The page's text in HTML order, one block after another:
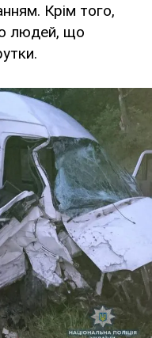
Крім того,
людей, що